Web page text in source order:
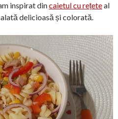
inspirat dincaietul cu rețeteal
delicioasă și colorată.